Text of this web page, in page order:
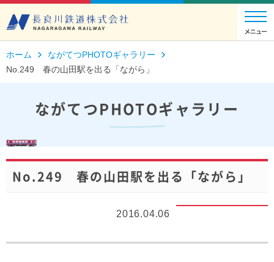
ホーム
ながてつPHOTOギャラリー
No.249 春の山田駅を出る「ながら」
ながてつPHOTOギャラリー
No.249 春の山田駅を出る「ながら」
2016.04.06